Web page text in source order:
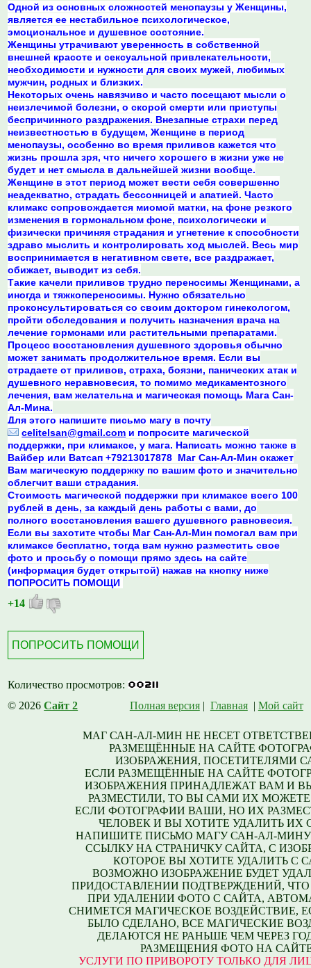
Одной из основных сложностей менопаузы у Женщины,
является ее нестабильное психологическое,
эмоциональное и душевное состояние.
Женщины утрачивают уверенность в собственной
внешней красоте и сексуальной привлекательности,
необходимости и нужности для своих мужей, любимых
мужчин, родных и близких.
Некоторых очень навязчиво и часто посещают мысли о
неизлечимой болезни, о скорой смерти или приступы
беспричинного раздражения. Внезапные страхи перед
неизвестностью в будущем, Женщине в период
менопаузы, особенно во время приливов кажется что
жизнь прошла зря, что ничего хорошего в жизни уже не
будет и нет смысла в дальнейшей жизни вообще.
Женщине в этот период может вести себя совершенно
неадекватно, страдать бессонницей и апатией. Часто
климакс сопровождается миомой матки, на фоне резкого
изменения в гормональном фоне, психологически и
физически причиняя страдания и угнетение к способности
здраво мыслить и контролировать ход мыслей. Весь мир
воспринимается в негативном свете, все раздражает,
обижает, выводит из себя.
Такие качели приливов трудно переносимы Женщинами, а
иногда и тяжкопереносимы. Нужно обязательно
проконсультироваться со своим доктором гинекологом,
пройти обследования и получить назначения врача на
лечение гормонами или растительными препаратами.
Процесс восстановления душевного здоровья обычно
может занимать продолжительное время. Если вы
страдаете от приливов, страха, боязни, панических атак и
душевного неравновесия, то помимо медикаментозного
лечения, вам желательна и магическая помощь Мага Сан-
Ал-Мина.
Для этого напишите письмо магу в почту
celitelsan@gmail.com и попросите магической
поддержки, при климаксе, у мага. Написать можно также в
Вайбер или Ватсап +79213017878 Маг Сан-Ал-Мин окажет
Вам магическую поддержку по вашим фото и значительно
облегчит ваши страдания.
Стоимость магической поддержки при климаксе всего 100
рублей в день, за каждый день работы с вами, до
полного восстановления вашего душевного равновесия.
Если вы захотите чтобы Маг Сан-Ал-Мин помогал вам при
климаксе бесплатно, тогда вам нужно разместить свое
фото и просьбу о помощи прямо здесь на сайте
(информация будет открытой) нажав на кнопку ниже
ПОПРОСИТЬ ПОМОЩИ
+14
ПОПРОСИТЬ ПОМОЩИ
Количество просмотров:
© 2026Сайт 2 Полная версия| Главная| Мой сайт
МАГ САН-АЛ-МИН НЕ НЕСЕТ
РАЗМЕЩЁННЫЕ НА САЙТЕ
ИЗОБРАЖЕНИЯ, ПОСЕТИТЕЛЯМИ
ЕСЛИ РАЗМЕЩЁННЫЕ НА САЙТЕ
ИЗОБРАЖЕНИЯ ПРИНАДЛЕЖАТ ВАМ И
РАЗМЕСТИЛИ, ТО ВЫ САМИ ИХ МОЖЕТЕ
ЕСЛИ ФОТОГРАФИИ ВАШИ, НО ИХ
ЧЕЛОВЕК И ВЫ ХОТИТЕ УДАЛИТЬ ИХ
НАПИШИТЕ ПИСЬМО МАГУ САН-АЛ-
ССЫЛКУ НА СТРАНИЧКУ САЙТА, С
КОТОРОЕ ВЫ ХОТИТЕ УДАЛИТЬ С
ВОЗМОЖНО ИЗОБРАЖЕНИЕ БУДЕТ
ПРИДОСТАВЛЕНИИ ПОДТВЕРЖДЕНИЙ,
ПРИ УДАЛЕНИИ ФОТО С САЙТА,
СНИМЕТСЯ МАГИЧЕСКОЕ ВОЗДЕЙСТВИЕ,
БЫЛО СДЕЛАНО, ВСЕ МАГИЧЕСКИЕ
ДЕЛАЮТСЯ НЕ РАНЬШЕ ЧЕМ ЧЕРЕЗ
РАЗМЕЩЕНИЯ ФОТО НА
УСЛУГИ ПО ПРИВОРОТУ ТОЛЬКО ДЛЯ